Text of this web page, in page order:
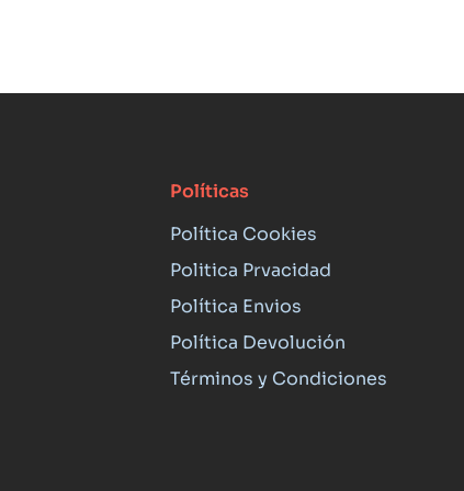
Políticas
Política Cookies
Politica Prvacidad
Política Envios
Política Devolución
Términos y Condiciones